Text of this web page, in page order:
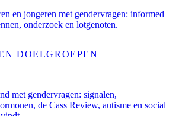
en jongeren met gendervragen: informed
onderzoek en lotgenoten.
DOELGROEPEN
met gendervragen: signalen,
de Cass Review, autisme en social